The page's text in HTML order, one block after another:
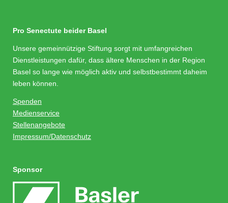
Pro Senectute beider Basel
Unsere gemeinnützige Stiftung sorgt mit umfangreichen
Dienstleistungen dafür, dass ältere Menschen in der Region
Basel so lange wie möglich aktiv und selbstbestimmt daheim
leben können.
Spenden
Medienservice
Stellenangebote
Impressum/Datenschutz
Sponsor